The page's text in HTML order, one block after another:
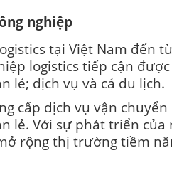
nghiệp
tại Việt Nam đến
logistics tiếp cận
lẻ; dịch vụ và cả du lịch.
cấp dịch vụ vận
lẻ. Với sự phát triển
rộng thị trường tiềm